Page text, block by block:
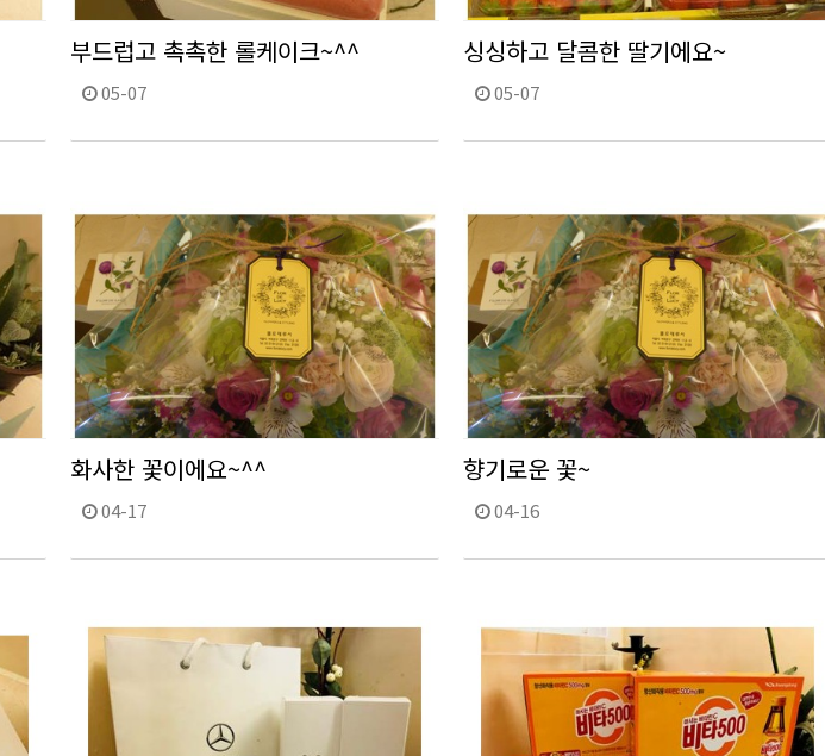
부드럽고 촉촉한 롤케이크~^^
05-07
싱싱하고 달콤한 딸기에요~
05-07
화사한 꽃이에요~^^
04-17
향기로운 꽃~
04-16